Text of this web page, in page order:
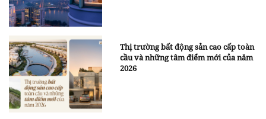
Thị trường bất động sản cao cấp toàn
cầu và những tâm điểm mới của năm
2026